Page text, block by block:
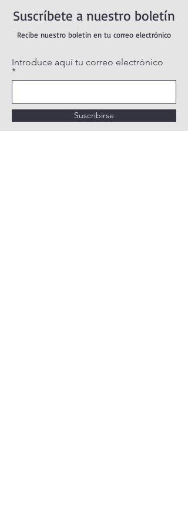
Suscríbete a nuestro boletín
Recibe nuestro boletín en tu correo electrónico
Introduce aquí tu correo electrónico
Suscribirse